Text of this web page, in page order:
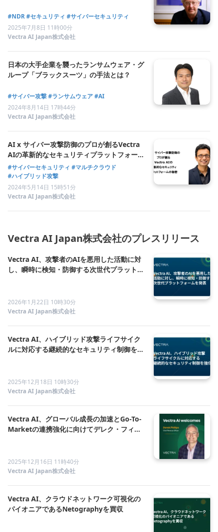
#NDR#セキュリティ #サイバーセキュリティ
2025年7月8日 11時00分
Vectra AI Japan株式会社
日本の大手企業を襲ったランサムウェア・グ
ループ「ブラックスーツ」の手法とは？
#サイバー攻撃#ランサムウェア#AI
2024年8月14日 17時44分
Vectra AI Japan株式会社
AI x サイバー攻撃防御のプロが創るVectra
AIの革新的なセキュリティプラットフォーム
の秘密
#サイバーセキュリティ #マルチクラウド
#ハイブリッド攻撃
2024年5月14日 15時51分
Vectra AI Japan株式会社
Vectra AI Japan株式会社のプレスリリース
Vectra AI、攻撃者のAIを悪用した活動に対
し、瞬時に検知・防御する次世代プラットフ
2026年1月22日 10時30分
Vectra AI Japan株式会社
Vectra AI、ハイブリッド攻撃ライフサイク
ルに対応する継続的なセキュリティ制御を強
2025年12月18日 10時30分
Vectra AI Japan株式会社
Vectra AI、グローバル成長の加速とGo-To-
Marketの連携強化に向けてデレク・フィリ
2025年12月16日 11時40分
Vectra AI Japan株式会社
Vectra AI、クラウドネットワーク可視化の
パイオニアであるNetographyを買収